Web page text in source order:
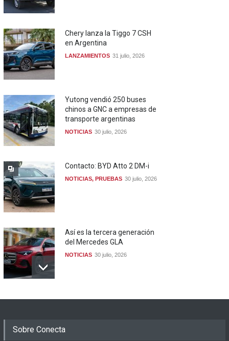
Chery lanza la Tiggo 7 CSH
en Argentina
LANZAMIENTOS 31 julio, 2026
Yutong vendió 250 buses
chinos a GNC a empresas de
transporte argentinas
NOTICIAS 30 julio, 2026
Contacto: BYD Atto 2 DM-i
NOTICIAS, PRUEBAS 30 julio, 2026
Así es la tercera generación
del Mercedes GLA
NOTICIAS 30 julio, 2026
Sobre Conecta